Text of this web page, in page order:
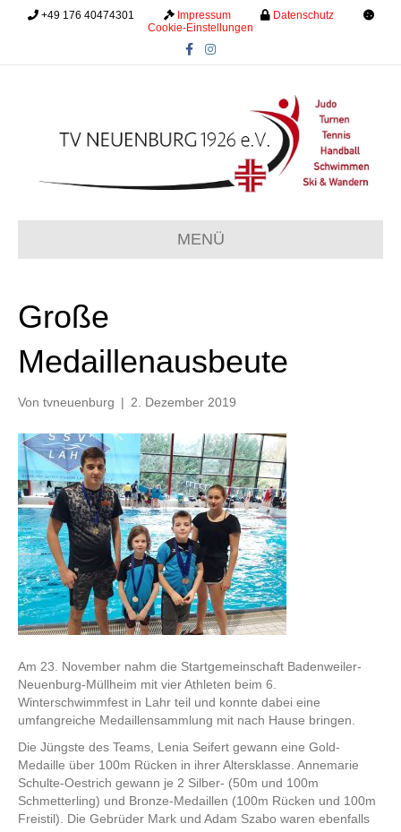
+49 176 40474301 Impressum Datenschutz
Cookie-Einstellungen
c
k
s
a
m
MENÜ
Große
Medaillenausbeute
Von tvneuenburg | 2. Dezember 2019
Am 23. November nahm die Startgemeinschaft Badenweiler-
Neuenburg-Müllheim mit vier Athleten beim 6.
Winterschwimmfest in Lahr teil und konnte dabei eine
umfangreiche Medaillensammlung mit nach Hause bringen.
Die Jüngste des Teams, Lenia Seifert gewann eine Gold-
Medaille über 100m Rücken in ihrer Altersklasse. Annemarie
Schulte-Oestrich gewann je 2 Silber- (50m und 100m
Schmetterling) und Bronze-Medaillen (100m Rücken und 100m
Freistil). Die Gebrüder Mark und Adam Szabo waren ebenfalls